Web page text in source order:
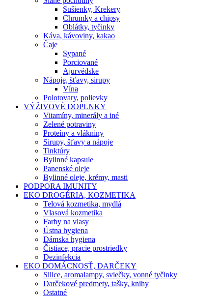
Sušienky, Krekery
Chrumky a chipsy
Oblátky, tyčinky
Káva, kávoviny, kakao
Čaje
Sypané
Porciované
Ajurvédske
Nápoje, šťavy, sirupy
Vína
Polotovary, polievky
VÝŽIVOVÉ DOPLNKY
Vitamíny, minerály a iné
Zelené potraviny
Proteíny a vlákniny
Sirupy, šťavy a nápoje
Tinktúry
Bylinné kapsule
Panenské oleje
Bylinné oleje, krémy, masti
PODPORA IMUNITY
EKO DROGÉRIA, KOZMETIKA
Telová kozmetika, mydlá
Vlasová kozmetika
Farby na vlasy
Ústna hygiena
Dámska hygiena
Čistiace, pracie prostriedky
Dezinfekcia
EKO DOMÁCNOSŤ, DARČEKY
Silice, aromalampy, sviečky, vonné tyčinky
Darčekové predmety, tašky, knihy
Ostatné